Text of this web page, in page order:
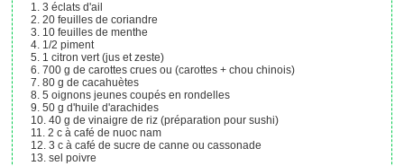
3 éclats d'ail
20 feuilles de coriandre
10 feuilles de menthe
1/2piment
1 citron vert (jus et zeste)
700 g de carottes crues ou (carottes + chou chinois)
80 g de cacahuètes
5 oignons jeunes coupés en rondelles
50 g d'huile d'arachides
40 g de vinaigre de riz (préparation pour sushi)
2 c à café de nuoc nam
3 c à café de sucre de canne ou cassonade
sel poivre